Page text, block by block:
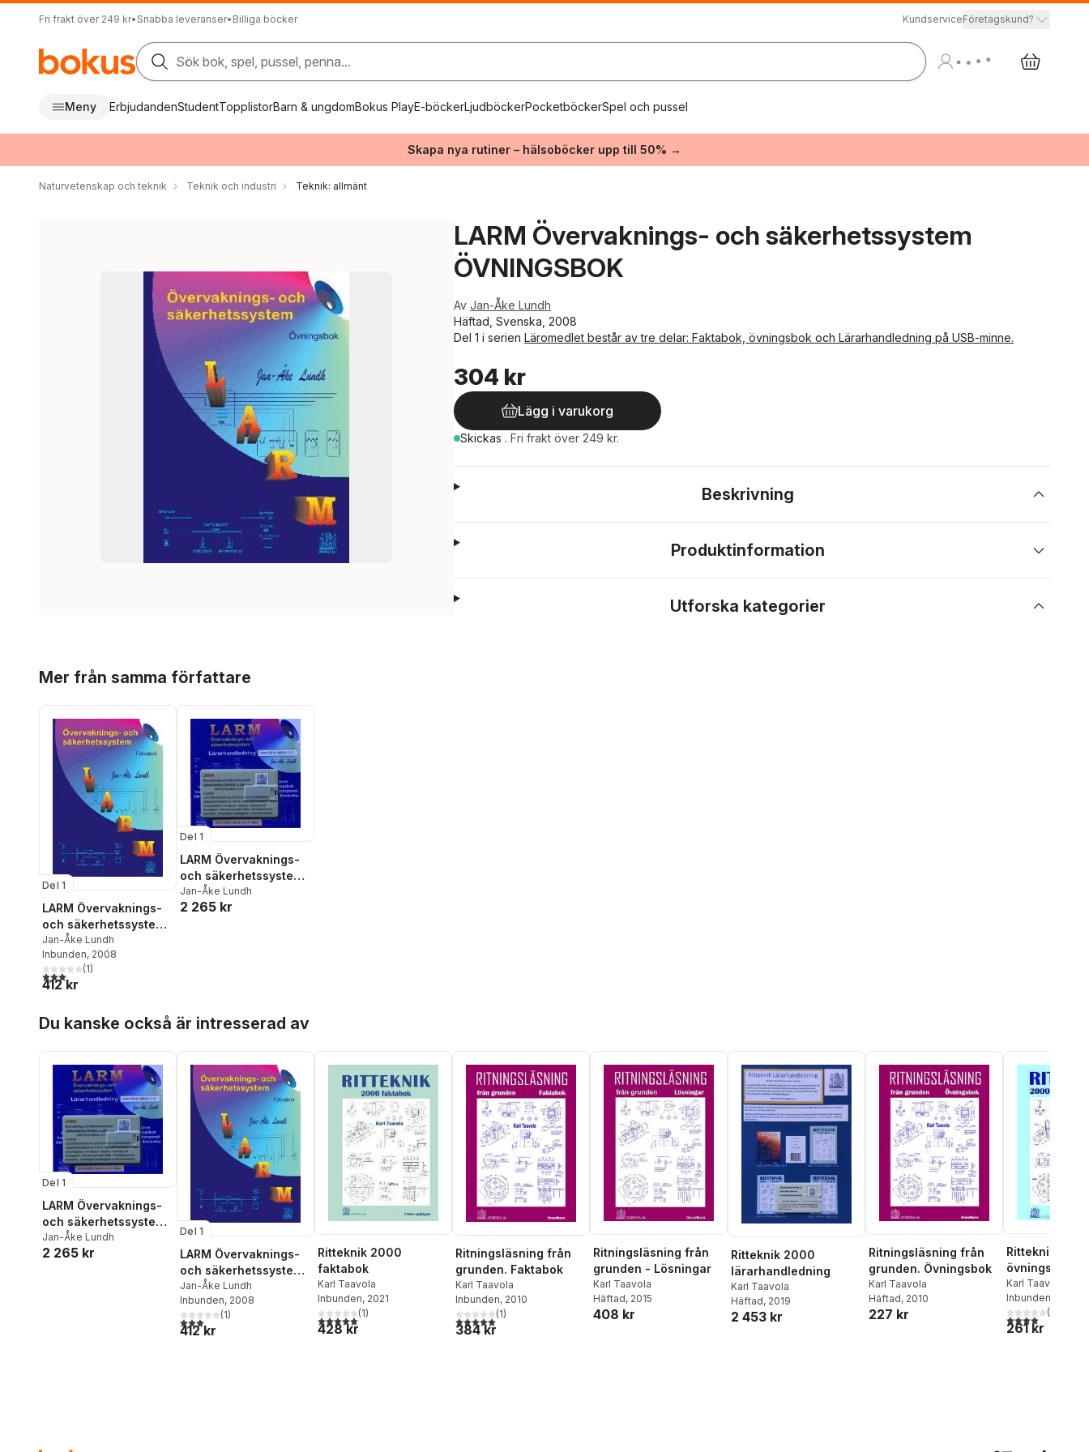
Fri frakt över 249 kr• Snabba leveranser• Billiga böcker KundserviceFöretagskund?
Sök bok, spel, pussel, penna...
Meny ErbjudandenStudentTopplistorBarn & ungdomBokus PlayE-böckerLjudböckerPocketböckerSpel och pussel
Skapa nya rutiner – hälsoböcker upp till 50% →
Naturvetenskap och teknik Teknik och industri Teknik: allmänt
LARM Övervaknings- och säkerhetssystem
ÖVNINGSBOK
Av Jan-Åke Lundh
Häftad, Svenska, 2008
Del 1 i serien Läromedlet består av tre delar: Faktabok, övningsbok och Lärarhandledning på USB-minne.
304 kr
Lägg i varukorg
Skickas . Fri frakt över 249 kr.
Beskrivning
Produktinformation
Utforska kategorier
Mer från samma författare
Del 1
LARM Övervaknings-
och säkerhetssystem
FAKTABOK
Jan-Åke Lundh
Inbunden, 2008
3,0utav 5 stjärnor. Totalt antal röster:
(1)
412 kr
Del 1
LARM Övervaknings-
och säkerhetssystem
LÄRARHANDLEDNING
Jan-Åke Lundh
2 265 kr
Du kanske också är intresserad av
Del 1
LARM Övervaknings-
och säkerhetssystem
LÄRARHANDLEDNING
Jan-Åke Lundh
2 265 kr
Del 1
LARM Övervaknings-
och säkerhetssystem
FAKTABOK
Jan-Åke Lundh
Inbunden, 2008
3,0utav 5 stjärnor. Totalt antal röster:
(1)
412 kr
Ritteknik 2000
faktabok
Karl Taavola
Inbunden, 2021
5,0utav 5 stjärnor. Totalt antal röster:
(1)
428 kr
Ritningsläsning från
grunden. Faktabok
Karl Taavola
Inbunden, 2010
5,0utav 5 stjärnor. Totalt antal röster:
(1)
384 kr
Ritningsläsning från
grunden - Lösningar
Karl Taavola
Häftad, 2015
408 kr
Ritteknik 2000
lärarhandledning
Karl Taavola
Häftad, 2019
2 453 kr
Ritningsläsning från
grunden. Övningsbok
Karl Taavola
Häftad, 2010
227 kr
Ritteknik
övningsbok
Karl Taavola
Inbunden
4,0utav 5(
261 kr